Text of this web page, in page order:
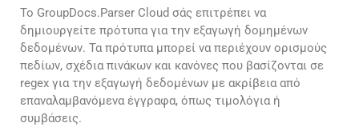
Το GroupDocs.Parser Cloud σάς επιτρέπει να
δημιουργείτε πρότυπα για την εξαγωγή δομημένων
δεδομένων. Τα πρότυπα μπορεί να περιέχουν ορισμούς
πεδίων, σχέδια πινάκων και κανόνες που βασίζονται σε
regex για την εξαγωγή δεδομένων με ακρίβεια από
επαναλαμβανόμενα έγγραφα, όπως τιμολόγια ή
συμβάσεις.